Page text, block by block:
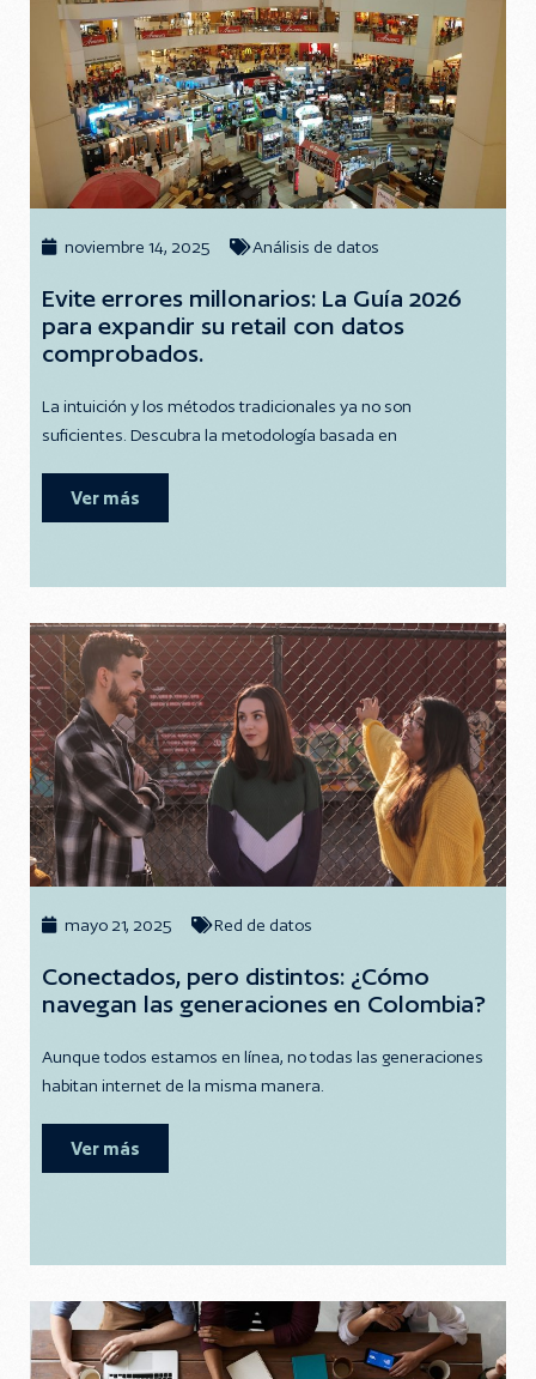
noviembre 14, 2025 Análisis de datos
Evite errores millonarios: La Guía 2026
para expandir su retail con datos
comprobados.
La intuición y los métodos tradicionales ya no son
suficientes. Descubra la metodología basada en
Ver más
mayo 21, 2025 Red de datos
Conectados, pero distintos: ¿Cómo
navegan las generaciones en Colombia?
​​Aunque todos estamos en línea, no todas las generaciones
habitan internet de la misma manera.
Ver más